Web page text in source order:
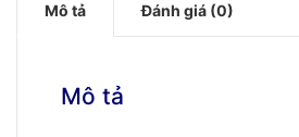
Mô tả Đánh giá (0)
Mô tả